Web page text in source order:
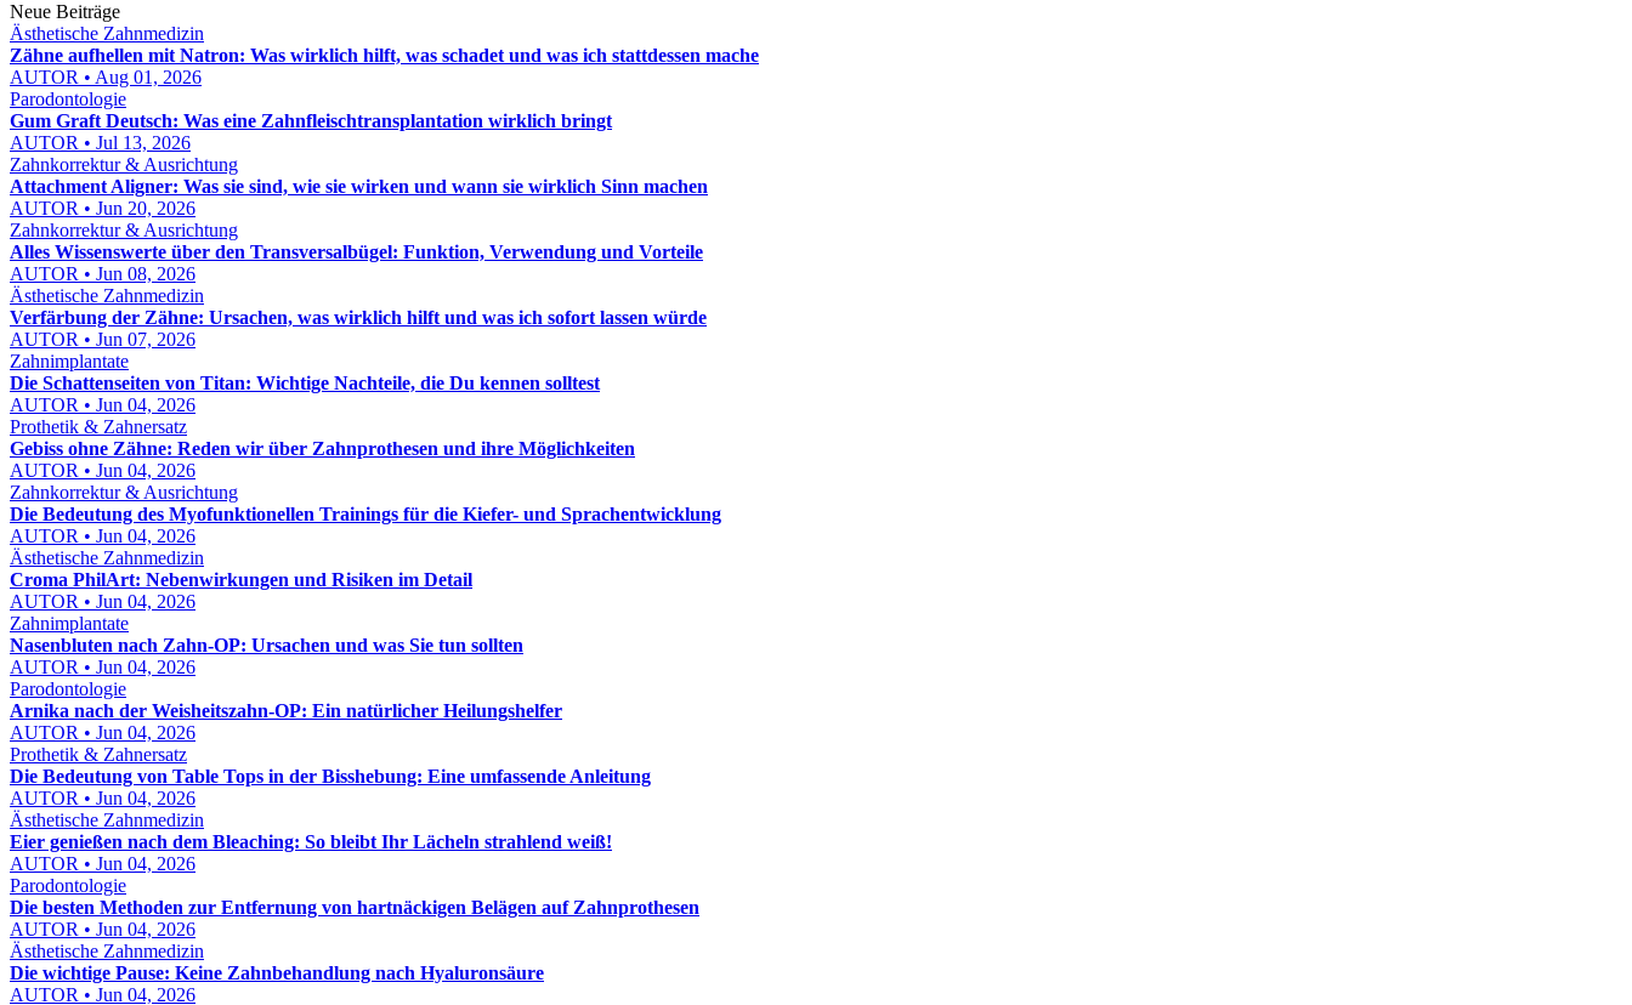
Neue Beiträge
Ästhetische Zahnmedizin
Zähne aufhellen mit Natron: Was wirklich hilft, was schadet und was ich stattdessen mache
AUTOR • Aug 01, 2026
Parodontologie
Gum Graft Deutsch: Was eine Zahnfleischtransplantation wirklich bringt
AUTOR • Jul 13, 2026
Zahnkorrektur & Ausrichtung
Attachment Aligner: Was sie sind, wie sie wirken und wann sie wirklich Sinn machen
AUTOR • Jun 20, 2026
Zahnkorrektur & Ausrichtung
Alles Wissenswerte über den Transversalbügel: Funktion, Verwendung und Vorteile
AUTOR • Jun 08, 2026
Ästhetische Zahnmedizin
Verfärbung der Zähne: Ursachen, was wirklich hilft und was ich sofort lassen würde
AUTOR • Jun 07, 2026
Zahnimplantate
Die Schattenseiten von Titan: Wichtige Nachteile, die Du kennen solltest
AUTOR • Jun 04, 2026
Prothetik & Zahnersatz
Gebiss ohne Zähne: Reden wir über Zahnprothesen und ihre Möglichkeiten
AUTOR • Jun 04, 2026
Zahnkorrektur & Ausrichtung
Die Bedeutung des Myofunktionellen Trainings für die Kiefer- und Sprachentwicklung
AUTOR • Jun 04, 2026
Ästhetische Zahnmedizin
Croma PhilArt: Nebenwirkungen und Risiken im Detail
AUTOR • Jun 04, 2026
Zahnimplantate
Nasenbluten nach Zahn-OP: Ursachen und was Sie tun sollten
AUTOR • Jun 04, 2026
Parodontologie
Arnika nach der Weisheitszahn-OP: Ein natürlicher Heilungshelfer
AUTOR • Jun 04, 2026
Prothetik & Zahnersatz
Die Bedeutung von Table Tops in der Bisshebung: Eine umfassende Anleitung
AUTOR • Jun 04, 2026
Ästhetische Zahnmedizin
Eier genießen nach dem Bleaching: So bleibt Ihr Lächeln strahlend weiß!
AUTOR • Jun 04, 2026
Parodontologie
Die besten Methoden zur Entfernung von hartnäckigen Belägen auf Zahnprothesen
AUTOR • Jun 04, 2026
Ästhetische Zahnmedizin
Die wichtige Pause: Keine Zahnbehandlung nach Hyaluronsäure
AUTOR • Jun 04, 2026